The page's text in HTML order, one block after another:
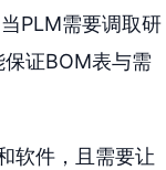
PLM需要调取研
证BOM表与需
软件，且需要让